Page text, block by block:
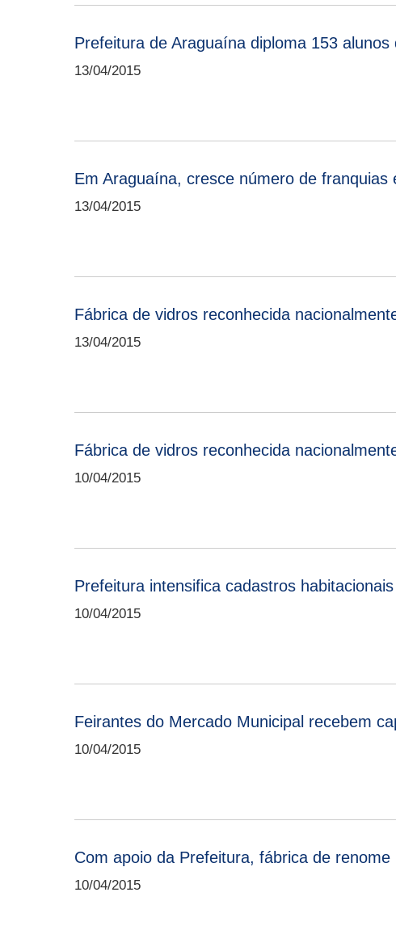
Prefeitura de Araguaína diploma 153
13/04/2015
Em Araguaína, cresce número de
13/04/2015
Fábrica de vidros reconhecida
13/04/2015
Fábrica de vidros reconhecida
10/04/2015
Prefeitura intensifica cadastros
10/04/2015
Feirantes do Mercado Municipal recebem
10/04/2015
Com apoio da Prefeitura, fábrica de
10/04/2015